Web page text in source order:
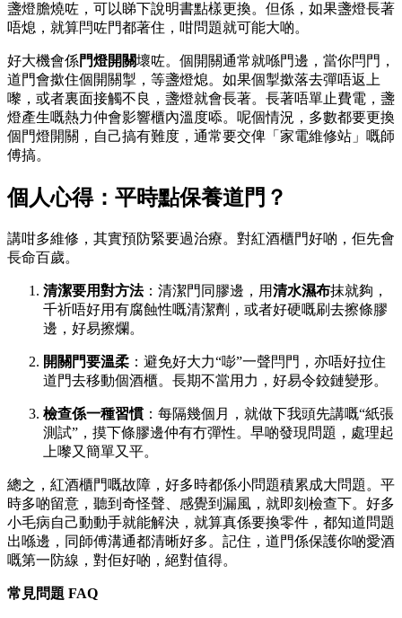
盞燈膽燒咗，可以睇下說明書點樣更換。但係，如果盞燈長著
唔熄，就算閂咗門都著住，咁問題就可能大啲。
好大機會係門燈開關壞咗。個開關通常就喺門邊，當你閂門，
道門會撳住個開關掣，等盞燈熄。如果個掣撳落去彈唔返上
嚟，或者裏面接觸不良，盞燈就會長著。長著唔單止費電，盞
燈產生嘅熱力仲會影響櫃內溫度㖭。呢個情況，多數都要更換
個門燈開關，自己搞有難度，通常要交俾「家電維修站」嘅師
傅搞。
個人心得：平時點保養道門？
講咁多維修，其實預防緊要過治療。對紅酒櫃門好啲，佢先會
長命百歲。
清潔要用對方法：清潔門同膠邊，用清水濕布抹就夠，
千祈唔好用有腐蝕性嘅清潔劑，或者好硬嘅刷去擦條膠
邊，好易擦爛。
開關門要溫柔 ：避免好大力“嘭”一聲閂門，亦唔好拉住
道門去移動個酒櫃。長期不當用力，好易令鉸鏈變形。
檢查係一種習慣：每隔幾個月，就做下我頭先講嘅“紙張
測試”，摸下條膠邊仲有冇彈性。早啲發現問題，處理起
上嚟又簡單又平。
總之，紅酒櫃門嘅故障，好多時都係小問題積累成大問題。平
時多啲留意，聽到奇怪聲、感覺到漏風，就即刻檢查下。好多
小毛病自己動動手就能解決，就算真係要換零件，都知道問題
出喺邊，同師傅溝通都清晰好多。記住，道門係保護你啲愛酒
嘅第一防線，對佢好啲，絕對值得。
常見問題 FAQ